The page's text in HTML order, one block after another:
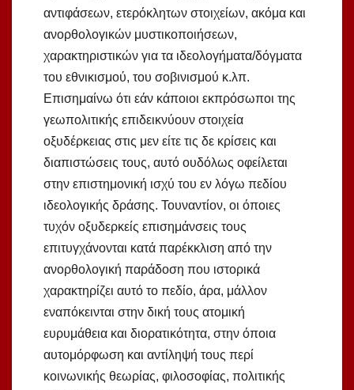
αντιφάσεων, ετερόκλητων στοιχείων, ακόμα και
ανορθολογικών μυστικοποιήσεων,
χαρακτηριστικών για τα ιδεολογήματα/δόγματα
του εθνικισμού, του σοβινισμού κ.λπ.
Επισημαίνω ότι εάν κάποιοι εκπρόσωποι της
γεωπολιτικής επιδεικνύουν στοιχεία
οξυδέρκειας στις μεν είτε τις δε κρίσεις και
διαπιστώσεις τους, αυτό ουδόλως οφείλεται
στην επιστημονική ισχύ του εν λόγω πεδίου
ιδεολογικής δράσης. Τουναντίον, οι όποιες
τυχόν οξυδερκείς επισημάνσεις τους
επιτυγχάνονται κατά παρέκκλιση από την
ανορθολογική παράδοση που ιστορικά
χαρακτηρίζει αυτό το πεδίο, άρα, μάλλον
εναπόκεινται στην δική τους ατομική
ευρυμάθεια και διορατικότητα, στην όποια
αυτομόρφωση και αντίληψή τους περί
κοινωνικής θεωρίας, φιλοσοφίας, πολιτικής